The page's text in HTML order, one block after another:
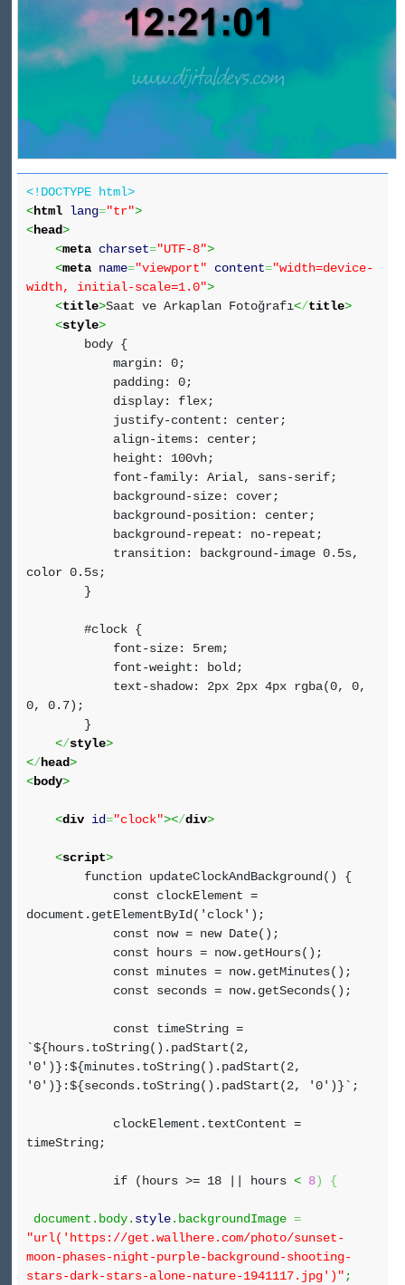
<!DOCTYPE html>
<html lang="tr">
<head>
<meta charset="UTF-8">
<meta name="viewport" content="width=device-
width, initial-scale=1.0">
<title>Saat ve Arkaplan Fotoğrafı</title>
<style>
body {
margin: 0;
padding: 0;
display: flex;
justify-content: center;
align-items: center;
height: 100vh;
font-family: Arial, sans-serif;
background-size: cover;
background-position: center;
background-repeat: no-repeat;
transition: background-image 0.5s,
color 0.5s;
}
#clock {
font-size: 5rem;
font-weight: bold;
text-shadow: 2px 2px 4px rgba(0, 0,
0, 0.7);
}
</style>
</head>
<body>
<div id="clock"></div>
<script>
function updateClockAndBackground() {
const clockElement =
document.getElementById('clock');
const now = new Date();
const hours = now.getHours();
const minutes = now.getMinutes();
const seconds = now.getSeconds();
const timeString =
`${hours.toString().padStart(2,
'0')}:${minutes.toString().padStart(2,
'0')}:${seconds.toString().padStart(2, '0')}`;
clockElement.textContent =
timeString;
if (hours >= 18 || hours < 8) {
document.body. style.backgroundImage =
"url('https://get.wallhere.com/photo/sunset-
moon-phases-night-purple-background-shooting-
stars-dark-stars-alone-nature-1941117.jpg')";